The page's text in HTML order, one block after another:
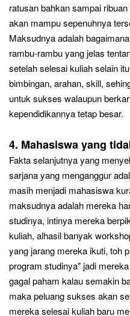
ratusan bahkan sampai
akan mampu sepenuhnya
Maksudnya adalah
rambu-rambu yang jelas
setelah selesai kuliah selain
bimbingan, arahan, skill,
untuk sukses walaupun
kependidikannya tetap besar.
4. Mahasiswa yang
Fakta selanjutnya yang
sarjana yang menganggur
masih menjadi mahasiswa
maksudnya adalah mereka
studinya, intinya mereka
kuliah, alhasil banyak
yang jarang mereka ikuti, toh
program studinya" jadi
gagal paham kalau semakin
maka peluang sukses akan
mereka selesai kuliah baru